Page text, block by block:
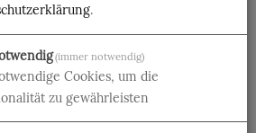
Versand
.
(immer notwendig)
Cookies, um die
zu gewährleisten